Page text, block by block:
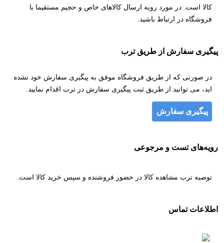
کالا است. در مورد رویه ارسال کالاهای خاص و حجیم مستقیما با
فروشگاه در ارتباط باشید.
پیگیری سفارش از طریق ترب
در صورتی که از طریق فروشگاه موفق به پیگیری سفارش خود نشده
اید، می توانید از طریق ثبت پیگیری سفارش در ترب اقدام نمایید.
پیگیری سفارش
رویه‌های تست و مرجوعی
توصیه ترب مشاهده کالا در حضور فروشنده و سپس خرید کالا است.
اطلاعات تماس